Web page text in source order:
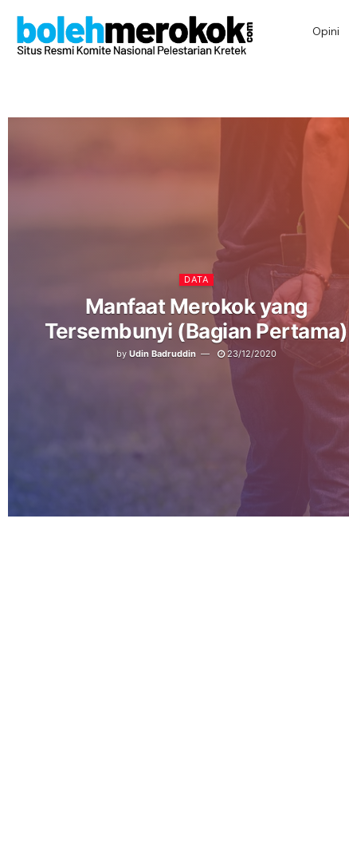
Opini
DATA
Manfaat Merokok yang
Tersembunyi (Bagian Pertama)
by Udin Badruddin 23/12/2020